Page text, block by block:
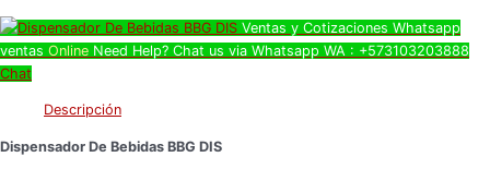
Ventas y Cotizaciones Whatsapp
ventas Online Need Help? Chat us via Whatsapp WA : +573103203888
Chat
Descripción
Dispensador De Bebidas BBG DIS